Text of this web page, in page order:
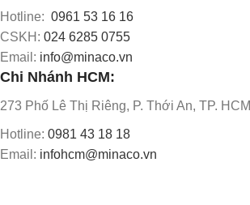
Hotline: 0961 53 16 16
CSKH: 024 6285 0755
Email: info@minaco.vn
Chi Nhánh HCM:
273 Phố Lê Thị Riêng, P. Thới An, TP. HCM
Hotline: 0981 43 18 18
Email: infohcm@minaco.vn